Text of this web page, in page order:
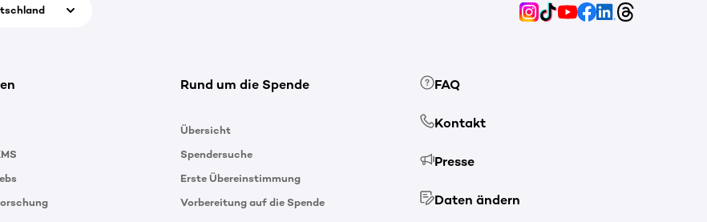
Rund um die Spende
Übersicht
Spendersuche
Erste Übereinstimmung
Vorbereitung auf die Spende
FAQ
Kontakt
Presse
Daten ändern